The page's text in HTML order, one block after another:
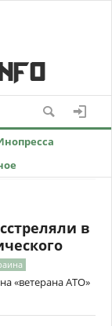
в
«ветерана АТО»